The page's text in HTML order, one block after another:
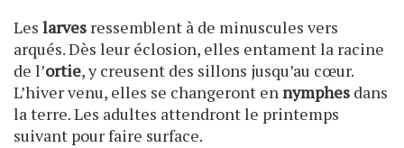
Les larves ressemblent à de minuscules vers
arqués. Dès leur éclosion, elles entament la racine
de l’ortie, y creusent des sillons jusqu’au cœur.
L’hiver venu, elles se changeront ennymphes dans
la terre. Les adultes attendront le printemps
suivant pour faire surface.